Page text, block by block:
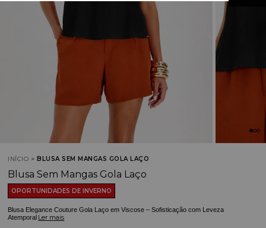
INÍCIO BLUSA SEM MANGAS GOLA LAÇO
Blusa Sem Mangas Gola Laço
OPORTUNIDADES DE INVERNO
Blusa Elegance Couture Gola Laço em Viscose – Sofisticação com Leveza
Atemporal Ler mais